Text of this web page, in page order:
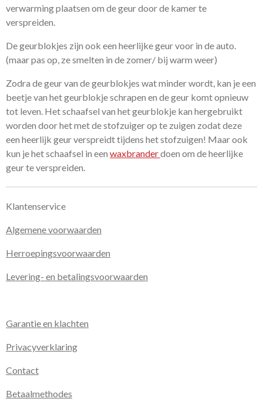
verwarming plaatsen om de geur door de kamer te
verspreiden.
De geurblokjes zijn ook een heerlijke geur voor in de auto.
(maar pas op, ze smelten in de zomer/ bij warm weer)
Zodra de geur van de geurblokjes wat minder wordt, kan je een
beetje van het geurblokje schrapen en de geur komt opnieuw
tot leven. Het schaafsel van het geurblokje kan hergebruikt
worden door het met de stofzuiger op te zuigen zodat deze
een heerlijk geur verspreidt tijdens het stofzuigen! Maar ook
kun je het schaafsel in een waxbranderdoen om de heerlijke
geur te verspreiden.
Klantenservice
Algemene voorwaarden
Herroepingsvoorwaarden
Levering- en betalingsvoorwaarden
Garantie en klachten
Privacyverklaring
Contact
Betaalmethodes